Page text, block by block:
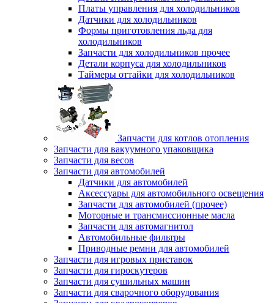
Платы управления для холодильников
Датчики для холодильников
Формы приготовления льда для
холодильников
Запчасти для холодильников прочее
Детали корпуса для холодильников
Таймеры оттайки для холодильников
Запчасти для котлов отопления
Запчасти для вакуумного упаковщика
Запчасти для весов
Запчасти для автомобилей
Датчики для автомобилей
Аксессуары для автомобильного освещения
Запчасти для автомобилей (прочее)
Моторные и трансмиссионные масла
Запчасти для автомагнитол
Автомобильные фильтры
Приводные ремни для автомобилей
Запчасти для игровых приставок
Запчасти для гироскутеров
Запчасти для сушильных машин
Запчасти для сварочного оборудования